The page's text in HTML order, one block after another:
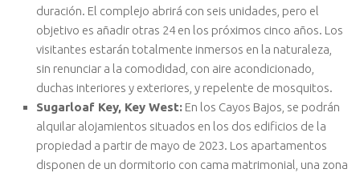
duración. El complejo abrirá con seis unidades, pero el
objetivo es añadir otras 24 en los próximos cinco años. Los
visitantes estarán totalmente inmersos en la naturaleza,
sin renunciar a la comodidad, con aire acondicionado,
duchas interiores y exteriores, y repelente de mosquitos.
Sugarloaf Key, Key West: En los Cayos Bajos, se podrán
alquilar alojamientos situados en los dos edificios de la
propiedad a partir de mayo de 2023. Los apartamentos
disponen de un dormitorio con cama matrimonial, una zona